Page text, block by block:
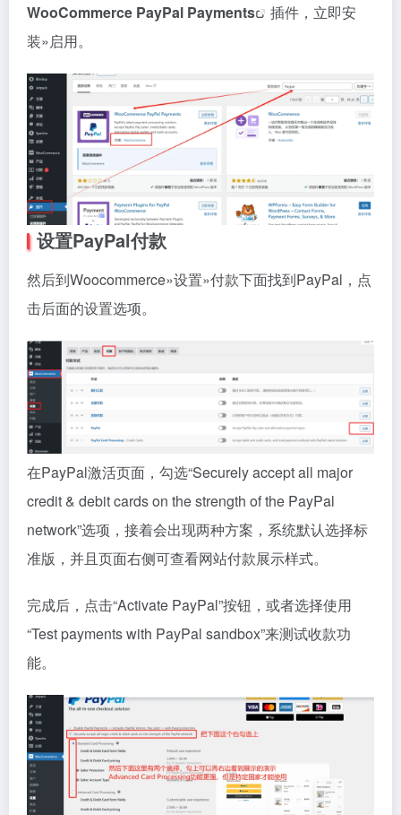
WooCommerce PayPal Payments
插件，立即安
装»启用。
设置PayPal付款
然后到Woocommerce»设置»付款下面找到PayPal，点
击后面的设置选项。
在PayPal激活页面，勾选“Securely accept all major
credit & debit cards on the strength of the PayPal
network”选项，接着会出现两种方案，系统默认选择标
准版，并且页面右侧可查看网站付款展示样式。
完成后，点击“Activate PayPal”按钮，或者选择使用
“Test payments with PayPal sandbox”来测试收款功
能。